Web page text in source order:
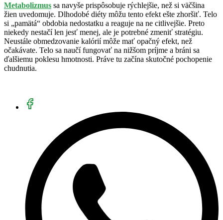
Metabolizmus sa navyše prispôsobuje rýchlejšie, než si väčšina
žien uvedomuje. Dlhodobé diéty môžu tento efekt ešte zhoršiť. Telo
si „pamätá“ obdobia nedostatku a reaguje na ne citlivejšie. Preto
niekedy nestačí len jesť menej, ale je potrebné zmeniť stratégiu.
Neustále obmedzovanie kalórií môže mať opačný efekt, než
očakávate. Telo sa naučí fungovať na nižšom príjme a bráni sa
ďalšiemu poklesu hmotnosti. Práve tu začína skutočné pochopenie
chudnutia.